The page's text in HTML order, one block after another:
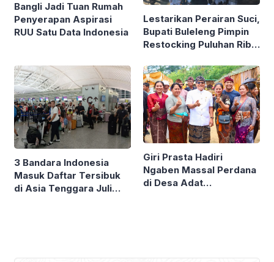
Bangli Jadi Tuan Rumah
Penyerapan Aspirasi
RUU Satu Data Indonesia
Lestarikan Perairan Suci,
Bupati Buleleng Pimpin
Restocking Puluhan Ribu
Sudamala
3 Bandara Indonesia
Masuk Daftar Tersibuk
di Asia Tenggara Juli
Giri Prasta Hadiri
Ngaben Massal Perdana
di Desa Adat